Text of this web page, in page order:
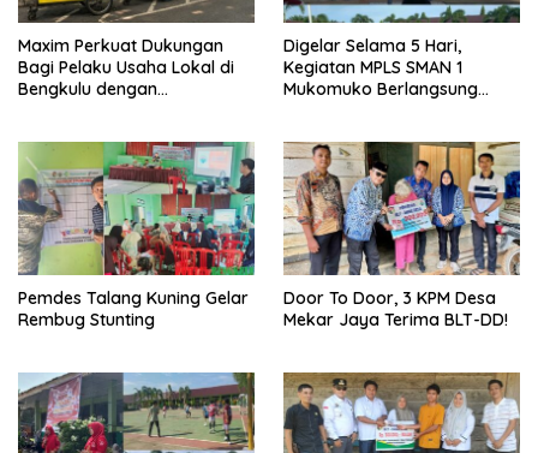
Maxim Perkuat Dukungan
Bagi Pelaku Usaha Lokal di
Bengkulu dengan
Digelar Selama 5 Hari,
Kegiatan MPLS SMAN 1
Mukomuko Berlangsung
Pemdes Talang Kuning Gelar
Rembug Stunting
Door To Door, 3 KPM Desa
Mekar Jaya Terima BLT-DD!